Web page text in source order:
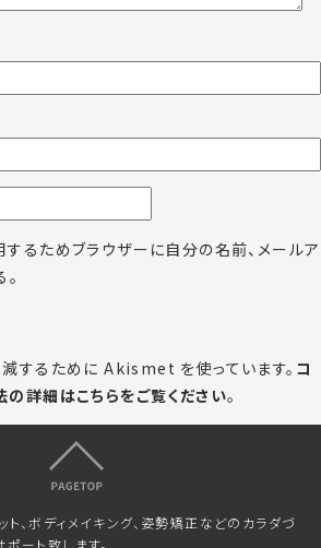
るためブラウザーに自分の名前、メールア
するために Akismet を使っています。 コ
詳細はこちらをご覧ください。
ト、ボディメイキング、姿勢矯正などのカラダづ
ポート致します。